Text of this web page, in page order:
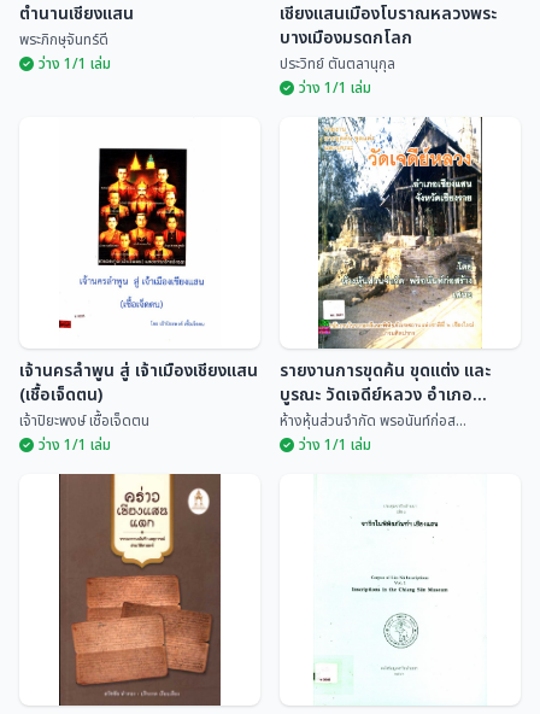
ตำนานเชียงแสน
พระภิกษุจันทร์ดี
ตำนานเชียงแสน
พระภิกษุจันทร์ดี
ว่าง 1/1 เล่ม
เชียงแสนเมืองโบราณหลวงพระ
บางเมืองมรดกโลก
ประวิทย์ ตันตลานุกุล
เชียงแสนเมืองโบราณหลวงพระ
บางเมืองมรดกโลก
ประวิทย์ ตันตลานุกุล
ว่าง 1/1 เล่ม
เจ้านครลำพูน สู่ เจ้าเมือง
เชียงแสน (เชื้อเจ็ดตน)
เจ้าปิยะพงษ์ เชื้อเจ...
เจ้านครลำพูน สู่ เจ้าเมืองเชียงแสน
(เชื้อเจ็ดตน)
เจ้าปิยะพงษ์ เชื้อเจ็ดตน
ว่าง 1/1 เล่ม
รายงานการขุดค้น ขุดแต่ง และ
บูรณะ วัดเจดีย์หลวง อำเภอ
รายงานการขุดค้น ขุดแต่ง และ
บูรณะ วัดเจดีย์หลวง อำเภอ
เชียงแสน จังหวัดเชียงราย
ห้างหุ้นส่วนจำกัด พรอนันท์ก่อส...
ว่าง 1/1 เล่ม